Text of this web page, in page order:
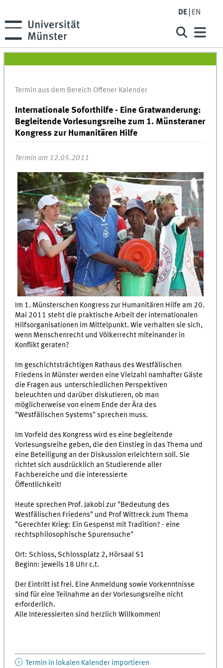
DE EN
Termin aus dem Bereich Offener Kalender
Internationale Soforthilfe - Eine Gratwanderung:
Begleitende Vorlesungsreihe zum 1. Münsteraner
Kongress zur Humanitären Hilfe
Termin am 12.05.2011
Im 1. Münsterschen Kongress zur Humanitären Hilfe am 20.
Mai 2011 steht die praktische Arbeit der internationalen
Hilfsorganisationen im Mittelpunkt. Wie verhalten sie sich,
wenn Menschenrecht und Völkerrecht miteinander in
Konflikt geraten?
Im geschichtsträchtigen Rathaus des Westfälischen
Friedens in Münster werden eine Vielzahl namhafter Gäste
die Fragen aus unterschiedlichen Perspektiven
beleuchten und darüber diskutieren, ob man
möglicherweise von einem Ende der Ära des
"Westfälischen Systems" sprechen muss.
Im Vorfeld des Kongress wird es eine begleitende
Vorlesungsreihe geben, die den Einstieg in das Thema und
eine Beteiligung an der Diskussion erleichtern soll. Sie
richtet sich ausdrücklich an Studierende aller
Fachbereiche und die interessierte
Öffentlichkeit!
Heute sprechen Prof. Jakobi zur "Bedeutung des
Westfälischen Friedens" und Prof Wittreck zum Thema
"Gerechter Krieg: Ein Gespenst mit Tradition? - eine
rechtsphilosophische Spurensuche"
Ort: Schloss, Schlossplatz 2, Hörsaal S1
Beginn: jeweils 18 Uhr c.t.
Der Eintritt ist frei. Eine Anmeldung sowie Vorkenntnisse
sind für eine Teilnahme an der Vorlesungsreihe nicht
erforderlich.
Alle Interessierten sind herzlich Willkommen!
Termin in lokalen Kalender importieren